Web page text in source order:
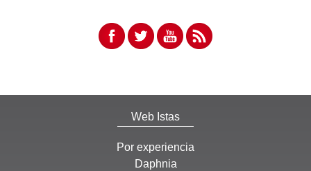
Web Istas
Por experiencia
Daphnia